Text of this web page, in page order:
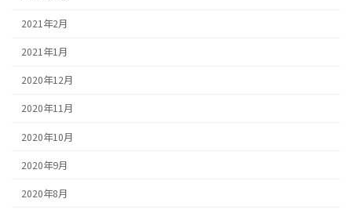
2021年2月
2021年1月
2020年12月
2020年11月
2020年10月
2020年9月
2020年8月